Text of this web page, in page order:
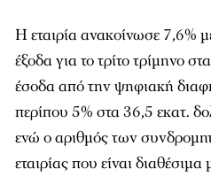
Η εταιρία ανακοίνωσε 7,6%
έξοδα για το τρίτο τρίμηνο
έσοδα από την ψηφιακή
περίπου 5% στα 36,5 εκατ.
ενώ ο αριθμός των
εταιρίας που είναι